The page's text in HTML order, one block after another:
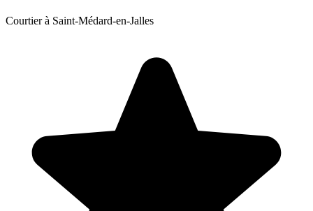
Courtier à Saint-Médard-en-Jalles